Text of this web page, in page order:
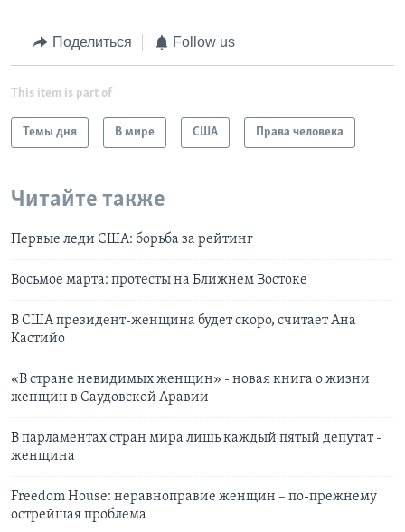
Поделиться Follow us
This item is part of
Темы дня В мире США Права человека
Читайте также
Первые леди США: борьба за рейтинг
Восьмое марта: протесты на Ближнем Востоке
В США президент-женщина будет скоро, считает Ана
Кастийо
«В стране невидимых женщин» - новая книга о жизни
женщин в Саудовской Аравии
В парламентах стран мира лишь каждый пятый депутат -
женщина
Freedom House: неравноправие женщин – по-прежнему
острейшая проблема